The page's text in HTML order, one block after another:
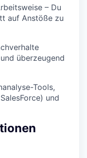
– Du
auf Anstöße zu
überzeugend
Tools,
und